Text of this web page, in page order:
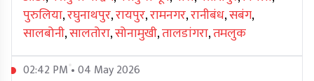
पुरुलिया,रघुनाथपुर,रायपुर,रामनगर,रानीबंध,सबंग,
सालबोनी,सालतोरा,सोनामुखी,तालडांगरा,तमलुक
02:42 PM • 04 May 2026